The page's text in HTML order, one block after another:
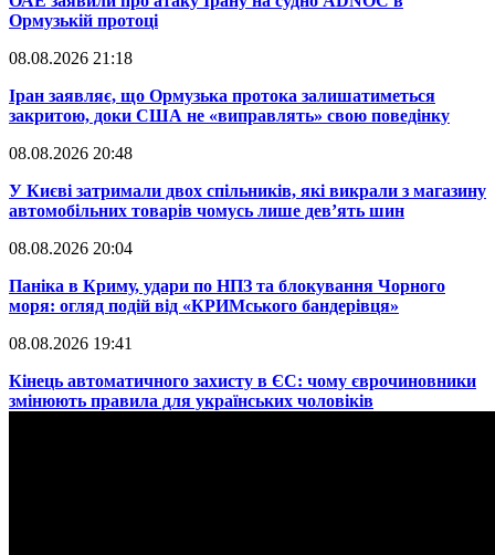
Ормузькій протоці
08.08.2026 21:18
​Іран заявляє, що Ормузька протока залишатиметься
закритою, доки США не «виправлять» свою поведінку
08.08.2026 20:48
​У Києві затримали двох спільників, які викрали з магазину
автомобільних товарів чомусь лише дев’ять шин
08.08.2026 20:04
Паніка в Криму, удари по НПЗ та блокування Чорного
моря: огляд подій від «КРИМського бандерівця»
08.08.2026 19:41
​Кінець автоматичного захисту в ЄС: чому єврочиновники
змінюють правила для українських чоловіків